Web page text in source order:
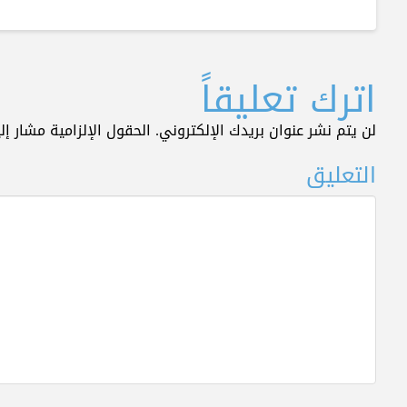
اترك تعليقاً
لن يتم نشر عنوان بريدك الإلكتروني. الحقول الإلزامية مشار
التعليق